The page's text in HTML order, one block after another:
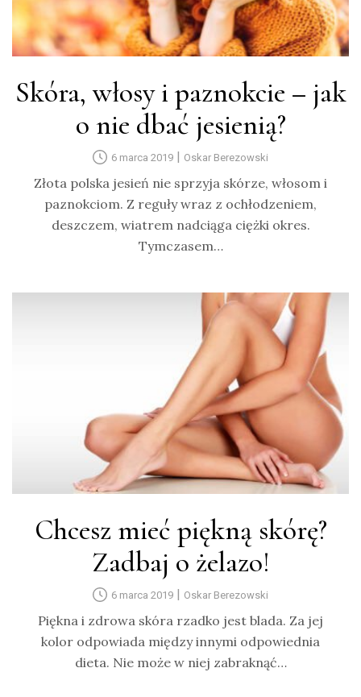
Skóra, włosy i paznokcie – jak
o nie dbać jesienią?
6 marca 2019 | Oskar Berezowski
Złota polska jesień nie sprzyja skórze, włosom i
paznokciom. Z reguły wraz z ochłodzeniem,
deszczem, wiatrem nadciąga ciężki okres.
Tymczasem…
Chcesz mieć piękną skórę?
Zadbaj o żelazo!
6 marca 2019 | Oskar Berezowski
Piękna i zdrowa skóra rzadko jest blada. Za jej
kolor odpowiada między innymi odpowiednia
dieta. Nie może w niej zabraknąć…